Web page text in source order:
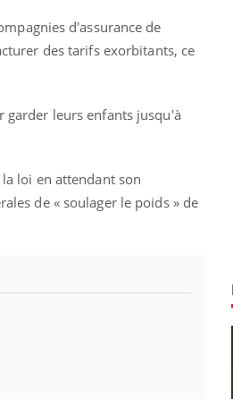
d'assurance de
des tarifs exorbitants, ce
garder leurs enfants jusqu'à
loi en attendant son
de « soulager le poids » de